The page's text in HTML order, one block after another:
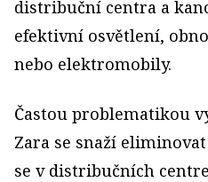
distribuční centra a
efektivní osvětlení,
nebo elektromobily.
Častou problematikou
Zara se snaží
se v distribučních